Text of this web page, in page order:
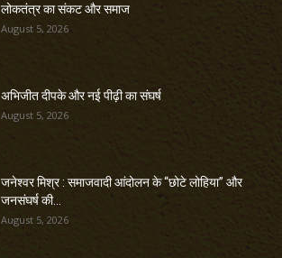
लोकतंत्र का संकट और समाज
August 5, 2026
अभिजीत दीपके और नई पीढ़ी का संघर्ष
August 5, 2026
जनेश्वर मिश्र : समाजवादी आंदोलन के “छोटे लोहिया” और
जनसंघर्ष की...
August 5, 2026